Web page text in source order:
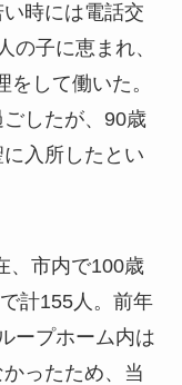
時には電話交
の子に恵まれ、
して働いた。
したが、90歳
入所したとい
、市内で100歳
計155人。前年
ープホーム内は
ったため、当